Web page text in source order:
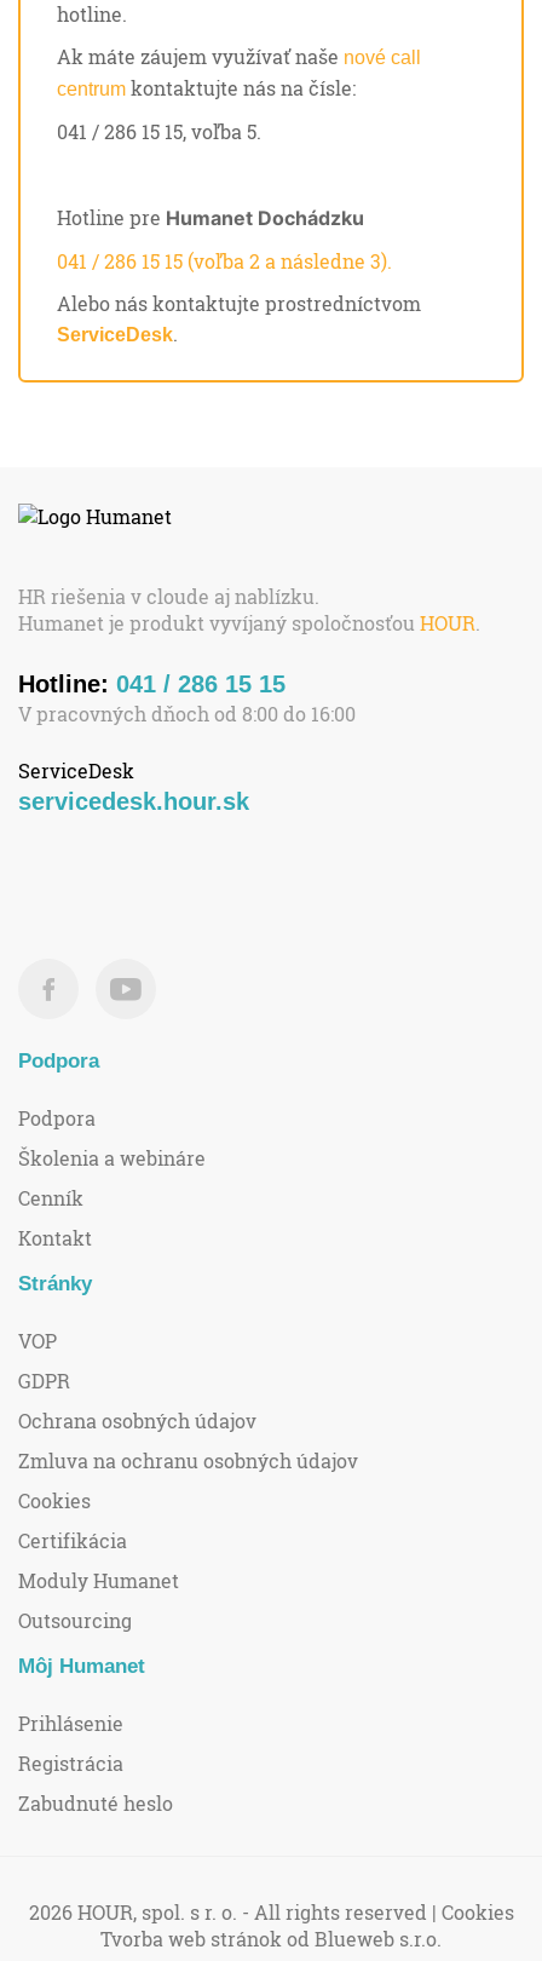
hotline.
Ak máte záujem využívať naše nové call
centrum kontaktujte nás na čísle:
041 / 286 15 15, voľba 5.
Hotline pre Humanet Dochádzku
041 / 286 15 15 (voľba 2 a následne 3).
Alebo nás kontaktujte prostredníctvom
ServiceDesk.
HR riešenia v cloude aj nablízku.
Humanet je produkt vyvíjaný spoločnosťou HOUR
Hotline: 041 / 286 15 15
V pracovných dňoch od 8:00 do 16:00
ServiceDesk
servicedesk.hour.sk
Podpora
Podpora
Školenia a webináre
Cenník
Kontakt
Stránky
VOP
GDPR
Ochrana osobných údajov
Zmluva na ochranu osobných údajov
Cookies
Certifikácia
Moduly Humanet
Outsourcing
Môj Humanet
Prihlásenie
Registrácia
Zabudnuté heslo
2026 HOUR, spol. s r. o. - All rights reserved | Cookies
Tvorba web stránok od Blueweb s.r.o.